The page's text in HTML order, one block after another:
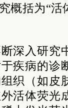
概括为“
深入研究
疾病的诊
织（如皮
活体荧光